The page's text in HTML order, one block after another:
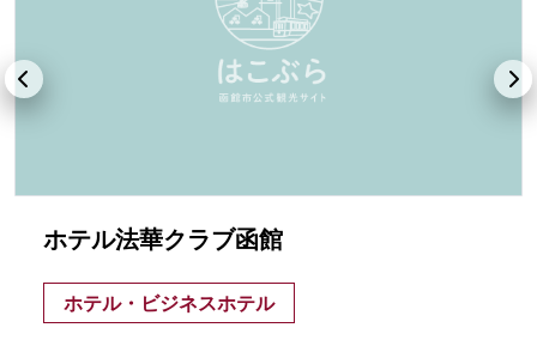
ホテル法華クラブ函館
ホテル・ビジネスホテル